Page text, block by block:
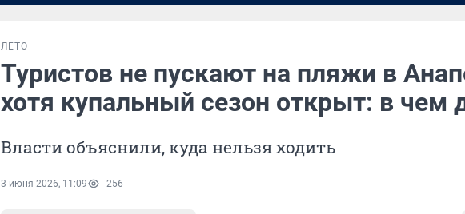
ЛЕТО
Туристов не пускают на пляжи в
хотя купальный сезон открыт: в чем
Власти объяснили, куда нельзя ходить
3 июня 2026, 11:09 256